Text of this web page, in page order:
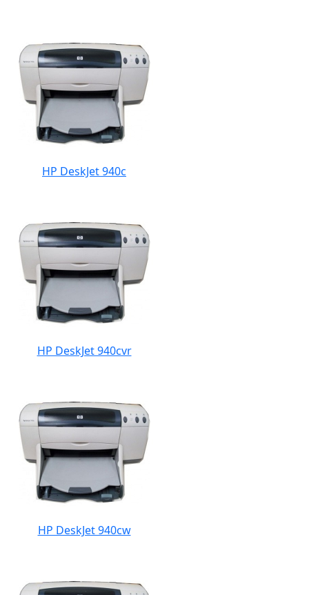
HP DeskJet 940c
HP DeskJet 940cvr
HP DeskJet 940cw